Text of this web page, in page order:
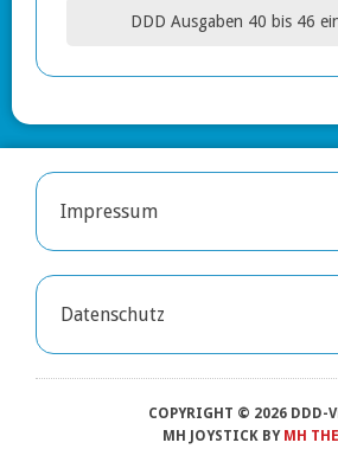
DDD Ausgaben 40 bis 46
Impressum
Datenschutz
COPYRIGHT © 2026 DDD-
MH JOYSTICK BY MH